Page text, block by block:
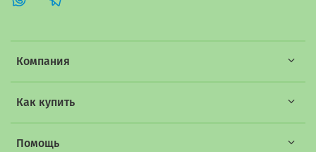
Компания
Как купить
Помощь